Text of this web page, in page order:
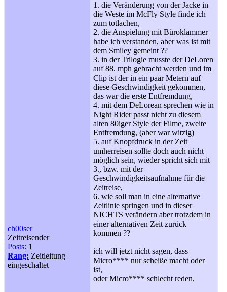
ch00ser
Zeitreisender
Posts: 1
Rang: Zeitleitung
eingeschaltet
1. die Veränderung von der Jacke in
die Weste im McFly Style finde ich
zum totlachen,
2. die Anspielung mit Büroklammer
habe ich verstanden, aber was ist mit
dem Smiley gemeint ??
3. in der Trilogie musste der DeLoren
auf 88. mph gebracht werden und im
Clip ist der in ein paar Metern auf
diese Geschwindigkeit gekommen,
das war die erste Entfremdung,
4. mit dem DeLorean sprechen wie in
Night Rider passt nicht zu diesem
alten 80iger Style der Filme, zweite
Entfremdung, (aber war witzig)
5. auf Knopfdruck in der Zeit
umherreisen sollte doch auch nicht
möglich sein, wieder spricht sich mit
3., bzw. mit der
Geschwindigkeitsaufnahme für die
Zeitreise,
6. wie soll man in eine alternative
Zeitlinie springen und in dieser
NICHTS verändern aber trotzdem in
einer alternativen Zeit zurück
kommen ??
ich will jetzt nicht sagen, dass
Micro**** nur scheiße macht oder
ist,
oder Micro**** schlecht reden,